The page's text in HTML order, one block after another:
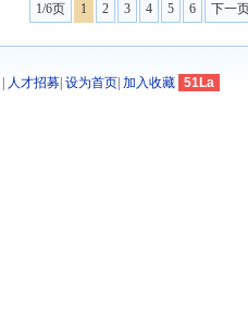
1/6页 1 2 3 4 5 6 下一
人才招募 设为首页 加入收藏 51La